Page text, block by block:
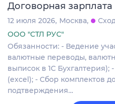
Договорная зарплата
12 июля 2026 Москва
ООО "СТЛ РУС"
Обязанности: - Ведение
валютные переводы,
выписок в 1С Бухгалтерия);
(excel); - Сбор комплектов
подтверждения…